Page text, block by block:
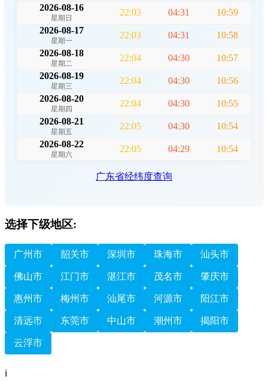
2026-08-16
星期日
22:03 04:31
10:59
2026-08-17
星期一
22:03 04:31
10:58
2026-08-18
星期二
22:04 04:30
10:57
2026-08-19
星期三
22:04 04:30
10:56
2026-08-20
星期四
22:04 04:30
10:55
2026-08-21
星期五
22:05 04:30
10:54
2026-08-22
星期六
22:05 04:29 10:54
广东省经纬度查询
选择下级地区:
广州市 韶关市 深圳市 珠海市 汕头市
佛山市 江门市 湛江市 茂名市 肇庆市
惠州市 梅州市 汕尾市 河源市 阳江市
清远市 东莞市 中山市 潮州市 揭阳市
云浮市
ℹ️